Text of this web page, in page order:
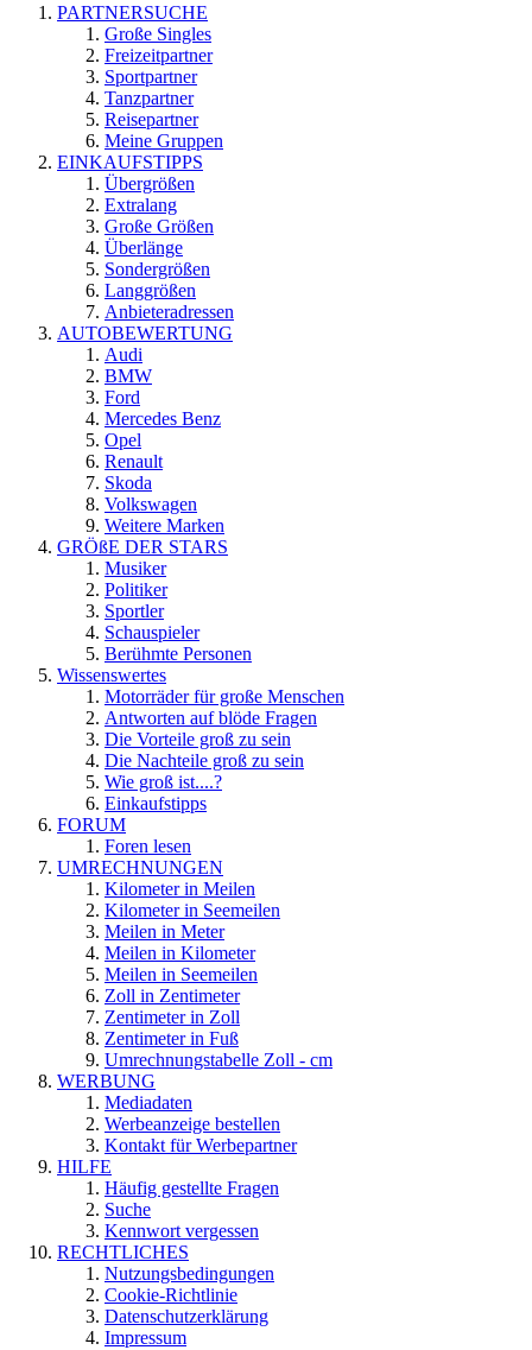
PARTNERSUCHE
Große Singles
Freizeitpartner
Sportpartner
Tanzpartner
Reisepartner
Meine Gruppen
EINKAUFSTIPPS
Übergrößen
Extralang
Große Größen
Überlänge
Sondergrößen
Langgrößen
Anbieteradressen
AUTOBEWERTUNG
Audi
BMW
Ford
Mercedes Benz
Opel
Renault
Skoda
Volkswagen
Weitere Marken
GRÖßE DER STARS
Musiker
Politiker
Sportler
Schauspieler
Berühmte Personen
Wissenswertes
Motorräder für große Menschen
Antworten auf blöde Fragen
Die Vorteile groß zu sein
Die Nachteile groß zu sein
Wie groß ist....?
Einkaufstipps
FORUM
Foren lesen
UMRECHNUNGEN
Kilometer in Meilen
Kilometer in Seemeilen
Meilen in Meter
Meilen in Kilometer
Meilen in Seemeilen
Zoll in Zentimeter
Zentimeter in Zoll
Zentimeter in Fuß
Umrechnungstabelle Zoll - cm
WERBUNG
Mediadaten
Werbeanzeige bestellen
Kontakt für Werbepartner
HILFE
Häufig gestellte Fragen
Suche
Kennwort vergessen
RECHTLICHES
Nutzungsbedingungen
Cookie-Richtlinie
Datenschutzerklärung
Impressum